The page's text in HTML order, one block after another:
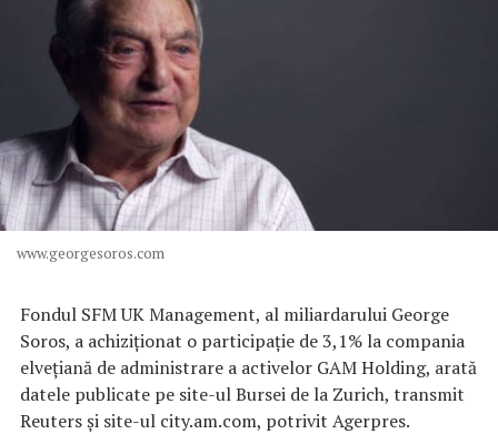
www.georgesoros.com
Fondul SFM UK Management, al miliardarului George
Soros, a achiziţionat o participaţie de 3,1% la compania
elveţiană de administrare a activelor GAM Holding, arată
datele publicate pe site-ul Bursei de la Zurich, transmit
Reuters şi site-ul city.am.com, potrivit Agerpres.